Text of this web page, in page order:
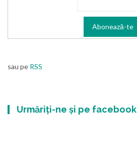
sau pe RSS
Urmăriți-ne și pe facebook